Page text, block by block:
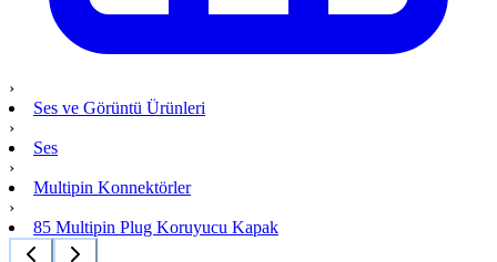
›
Ses ve Görüntü Ürünleri
›
Ses
›
Multipin Konnektörler
›
85 Multipin Plug Koruyucu Kapak